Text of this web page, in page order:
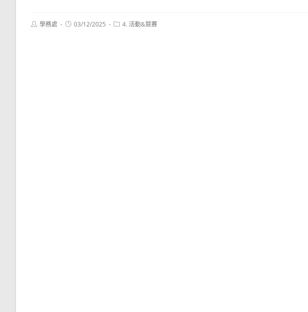
Post學務處
Post03/12/2025
Post4. 活動&競賽